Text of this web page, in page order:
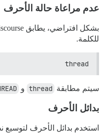
عدم مراعاة حالة الأحرف
للكلمة.
thread
سيتم مطابقة thread و
بدائل الأحرف
استخدم بدائل الأحرف لتوسيع